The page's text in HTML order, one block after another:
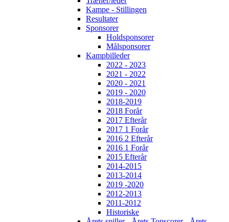
Kampe - Stillingen
Resultater
Sponsorer
Holdsponsorer
Målsponsorer
Kampbilleder
2022 - 2023
2021 - 2022
2020 - 2021
2019 - 2020
2018-2019
2018 Forår
2017 Efterår
2017 1 Forår
2016 2 Efterår
2016 1 Forår
2015 Efterår
2014-2015
2013-2014
2019 -2020
2012-2013
2011-2012
Historiske